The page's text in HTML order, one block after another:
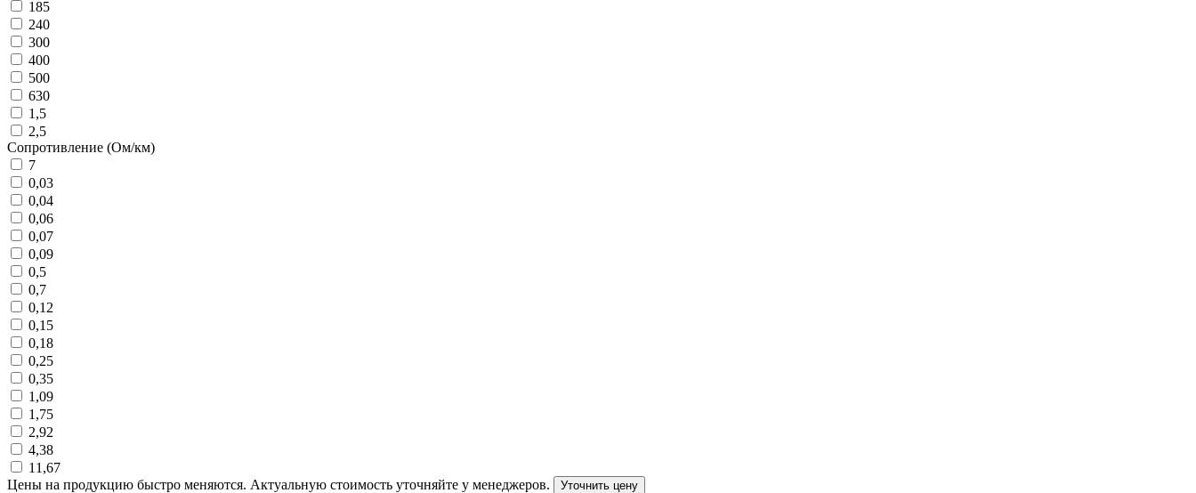
185
240
300
400
500
630
1,5
2,5
Сопротивление (Ом/км)
7
0,03
0,04
0,06
0,07
0,09
0,5
0,7
0,12
0,15
0,18
0,25
0,35
1,09
1,75
2,92
4,38
11,67
Цены на продукцию быстро меняются. Актуальную стоимость уточняйте у менеджеров.
Уточнить цену